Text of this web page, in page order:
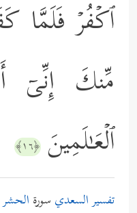
ٱكۡفُرۡ فَلَمَّا
مِّنكَ إِنِّیۤ
ٱلۡعَـٰلَمِینَ ﴿١٦﴾
تفسير السعدي سورة الحشر